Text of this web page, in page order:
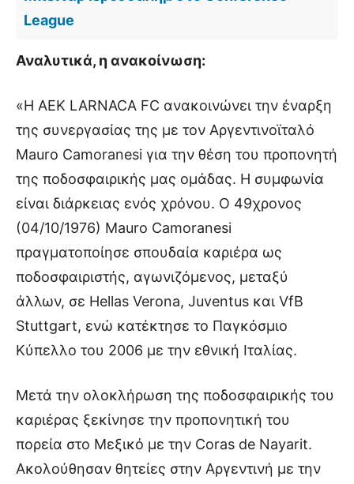
League
Αναλυτικά, η ανακοίνωση:
«Η ΑΕΚ LARNACA FC ανακοινώνει την έναρξη
της συνεργασίας της με τον Αργεντινοϊταλό
Mauro Camoranesi για την θέση του προπονητή
της ποδοσφαιρικής μας ομάδας. Η συμφωνία
είναι διάρκειας ενός χρόνου. Ο 49χρονος
(04/10/1976) Mauro Camoranesi
πραγματοποίησε σπουδαία καριέρα ως
ποδοσφαιριστής, αγωνιζόμενος, μεταξύ
άλλων, σε Hellas Verona, Juventus και VfB
Stuttgart, ενώ κατέκτησε το Παγκόσμιο
Κύπελλο του 2006 με την εθνική Ιταλίας.
Μετά την ολοκλήρωση της ποδοσφαιρικής του
καριέρας ξεκίνησε την προπονητική του
πορεία στο Μεξικό με την Coras de Nayarit.
Ακολούθησαν θητείες στην Αργεντινή με την